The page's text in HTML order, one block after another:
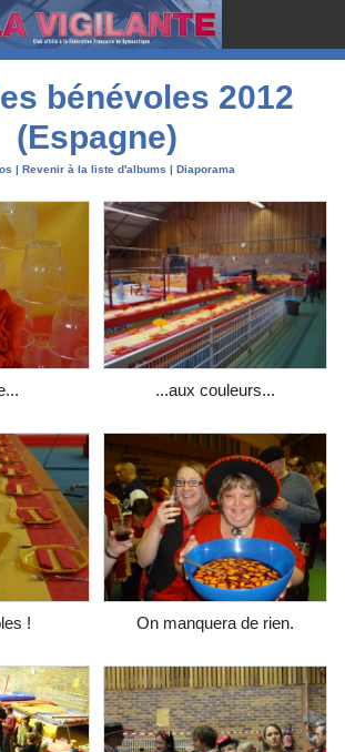
bénévoles 2012
(Espagne)
| Revenir à la liste d'albums | Diaporama
...aux couleurs...
! On manquera de rien.